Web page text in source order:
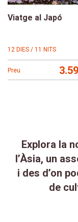
Explora la
l’Àsia, un
i des d’on
de
Viatge al Japó
12 DIES / 11 NITS
Preu